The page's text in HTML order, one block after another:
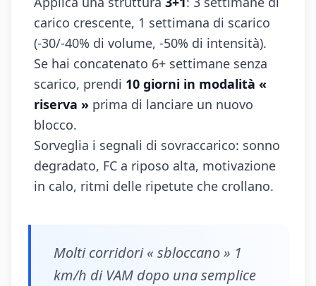
carico crescente, 1 settimana di scarico
(-30/-40% di volume, -50% di intensità).
Se hai concatenato 6+ settimane senza
scarico, prendi 10 giorni in modalità «
riserva » prima di lanciare un nuovo
blocco.
Sorveglia i segnali di sovraccarico: sonno
degradato, FC a riposo alta, motivazione
in calo, ritmi delle ripetute che crollano.
Molti corridori « sbloccano » 1
km/h di VAM dopo una semplice